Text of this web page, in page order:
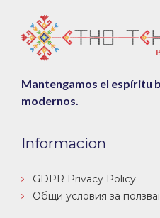
Mantengamos el espíritu
modernos.
Informacion
GDPR Privacy Policy
Общи условия за